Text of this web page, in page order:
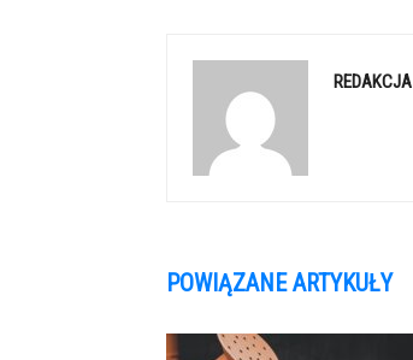
REDAKCJA
POWIĄZANE ARTYKUŁY